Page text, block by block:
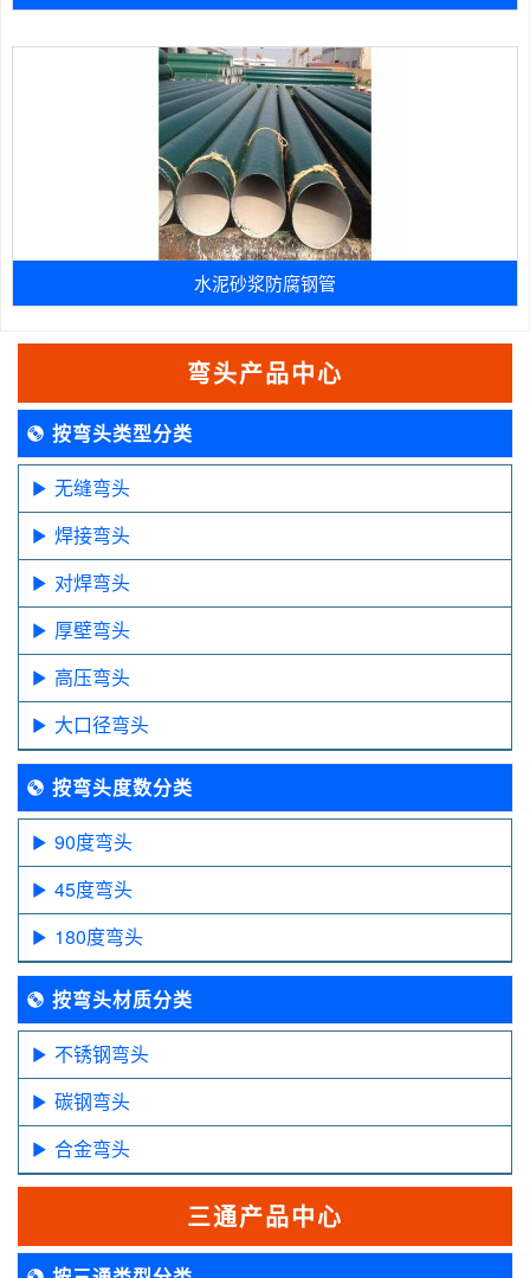
水泥砂浆防腐钢管
弯头产品中心
按弯头类型分类
无缝弯头
焊接弯头
对焊弯头
厚壁弯头
高压弯头
大口径弯头
按弯头度数分类
90度弯头
45度弯头
180度弯头
按弯头材质分类
不锈钢弯头
碳钢弯头
合金弯头
三通产品中心